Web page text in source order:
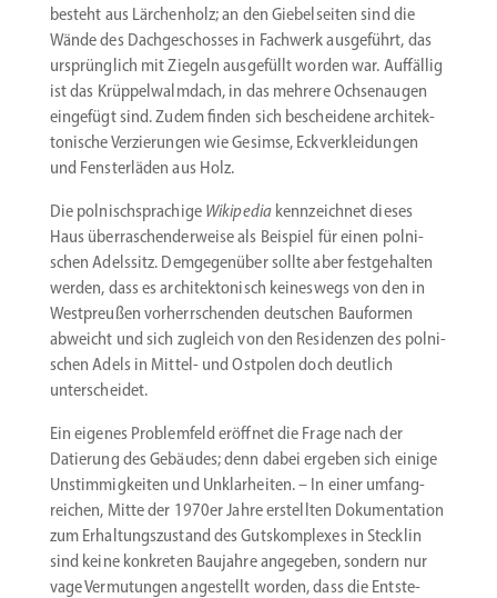
besteht aus Lärchenholz; an den Giebel­seiten sind die
Wände des Dachge­schosses in Fachwerk ausge­führt, das
ursprünglich mit Ziegeln ausge­füllt worden war. Auffällig
ist das Krüppel­walmdach, in das mehrere Ochsen­augen
eingefügt sind. Zudem finden sich bescheidene archi­tek­
to­nische Verzie­rungen wie Gesimse, Eckver­klei­dungen
und Fenster­läden aus Holz.
Die polnisch­spra­chige Wikipediakennzeichnet dieses
Haus überra­schen­der­weise als Beispiel für einen polni­
schen Adelssitz. Demge­genüber sollte aber festge­halten
werden, dass es archi­tek­to­nisch keineswegs von den in
Westpreußen vorherr­schenden deutschen Bauformen
abweicht und sich zugleich von den Residenzen des polni­
schen Adels in Mittel- und Ostpolen doch deutlich
unterscheidet.
Ein eigenes Problemfeld eröffnet die Frage nach der
Datierung des Gebäudes; denn dabei ergeben sich einige
Unstim­mig­keiten und Unklar­heiten. – In einer umfang­
reichen, Mitte der 1970er Jahre erstellten Dokumen­tation
zum Erhal­tungs­zu­stand des Gutskom­plexes in Stecklin
sind keine konkreten Baujahre angegeben, sondern nur
vage Vermu­tungen angestellt worden, dass die Entste­